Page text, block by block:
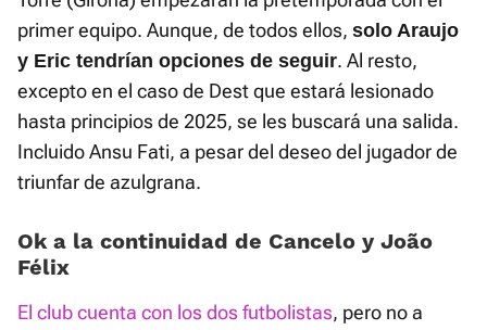
primer equipo. Aunque, de todos ellos, solo Araujo
y Eric tendrían opciones de seguir. Al resto,
excepto en el caso de Dest que estará lesionado
hasta principios de 2025, se les buscará una salida.
Incluido Ansu Fati, a pesar del deseo del jugador de
triunfar de azulgrana.
Ok a la continuidad de Cancelo y João
Félix
El club cuenta con los dos futbolistas, pero no a